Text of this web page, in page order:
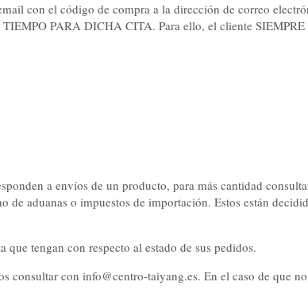
con el código de compra a la dirección de correo
PARA DICHA CITA. Para ello, el cliente SIEMPRE
a envíos de un producto, para más cantidad
aduanas o impuestos de importación. Estos están
tengan con respecto al estado de sus pedidos.
consultar con info@centro-taiyang.es. En el caso de que